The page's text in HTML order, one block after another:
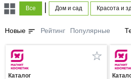
Все | Дом и сад Красота и
Новые sort Рейтинг Популярные
Каталог